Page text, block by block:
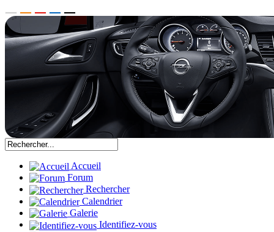
Accueil
Forum
Rechercher
Calendrier
Galerie
Identifiez-vous